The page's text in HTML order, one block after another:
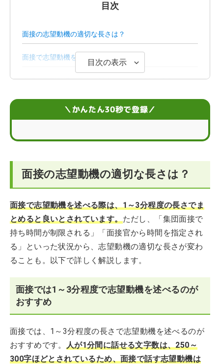
目次
面接の志望動機の適切な長さは？
面接で志望動機を聞かれるのはなぜ？
面接で志望動機の長さに配慮しないとどうなる？
面接で志望動機を話す際は長さ以外にも注意しよう
目次の表示
＼かんたん30秒で登録／
面接の志望動機の適切な長さは？
面接で志望動機を述べる際は、1～3分程度の長さでま
とめると良いとされています。ただし、「集団面接で
持ち時間が制限される」「面接官から時間を指定され
る」といった状況から、志望動機の適切な長さが変わ
ることも。以下で詳しく解説します。
面接では1～3分程度で志望動機を述べるのが
おすすめ
面接では、1～3分程度の長さで志望動機を述べるのが
おすすめです。 人が1分間に話せる文字数は、250～
300字ほどとされているため、面接で話す志望動機は